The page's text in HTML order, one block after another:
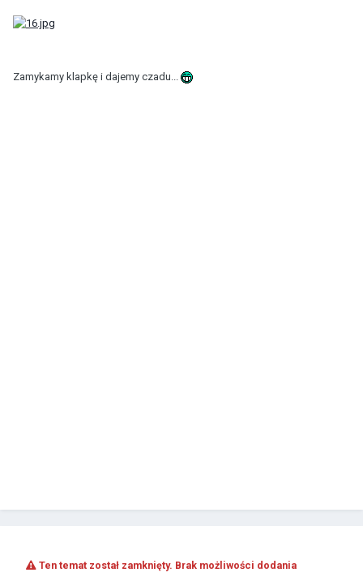
Zamykamy klapkę i dajemy czadu...
Ten temat został zamknięty. Brak możliwości dodania